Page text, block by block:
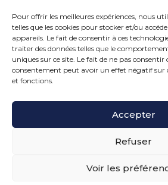
Pour offrir les meilleures expériences, nous
telles que les cookies pour stocker et/ou
appareils. Le fait de consentir à ces
traiter des données telles que le
uniques sur ce site. Le fait de ne pas consentir
consentement peut avoir un effet négatif sur
et fonctions.
Accepter
Refuser
Voir les
Aucun commentaire à
15 rue de la Bonne Rencontre –
Voisins
PLAN DU SITE